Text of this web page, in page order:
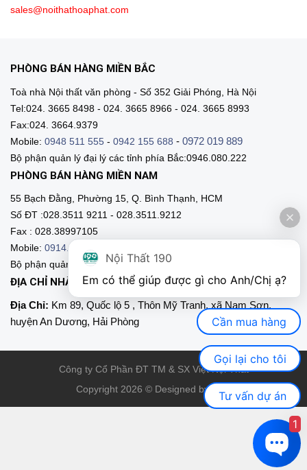
sales@noithathoaphat.com
PHÒNG BÁN HÀNG MIỀN BẮC
Toà nhà Nội thất văn phòng - Số 352 Giải Phóng, Hà Nội
Tel:024. 3665 8498 - 024. 3665 8966 - 024. 3665 8993
Fax:024. 3664.9379
Mobile: 0948 511 555 - 0942 155 688 - 0972 019 889
Bộ phận quản lý đại lý các tỉnh phía Bắc:0946.080.222
PHÒNG BÁN HÀNG MIỀN NAM
55 Bạch Đằng, Phường 15, Q. Bình Thạnh, HCM
Số ĐT :028.3511 9211 - 028.3511.9212
Fax : 028.38997105
Mobile: 0914.515.659
Bộ phận quản lý đại lý các tỉnh phía Nam:0903.331.9211
ĐỊA CHỈ NHÀ MÁY SẢN XUẤT
Địa Chỉ: Km 89, Quốc lộ 5 , Thôn Mỹ Tranh, xã Nam Sơn,
huyện An Dương, Hải Phòng
Công ty Cổ Phần ĐT TM & SX Việt Nội Thất
Copyright 2026 © Designed by VNT
Nội Thất 190
Cần mua hàng
Gọi lại cho tôi
Tư vấn dự án
1